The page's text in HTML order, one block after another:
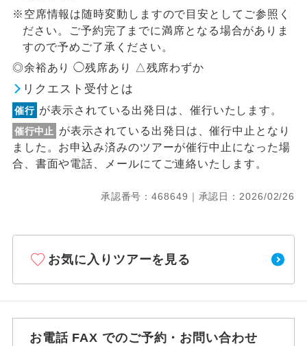
※空席情報は随時変動しますので目安としてご参照く
ださい。ご予約完了までに満席となる場合がありま
すので予めご了承ください。
◎余裕あり ◯残席あり △残席わずか
リクエスト受付とは
催行 が表示されている出発日は、催行いたします。
催行中止
が表示されている出発日は、催行中止となり
ました。お申込み済みのツアーが催行中止になった場
合、書面や電話、メールにてご連絡いたします。
承認番号：468649｜承認日：2026/02/26
お気に入りツアーを見る
お電話 FAX でのご予約・お問い合わせ